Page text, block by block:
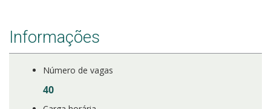
Informações
Número de vagas
40